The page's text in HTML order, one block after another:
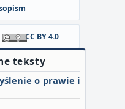
CC BY 4.0
teksty
o prawie i